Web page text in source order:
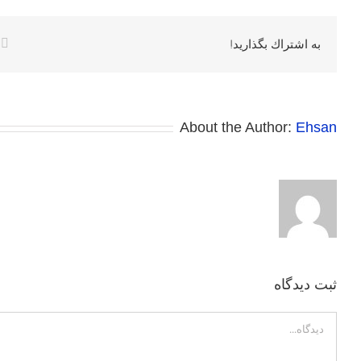
به اشتراك بگذاريد!
About the Author: Ehsan
ثبت ديدگاه